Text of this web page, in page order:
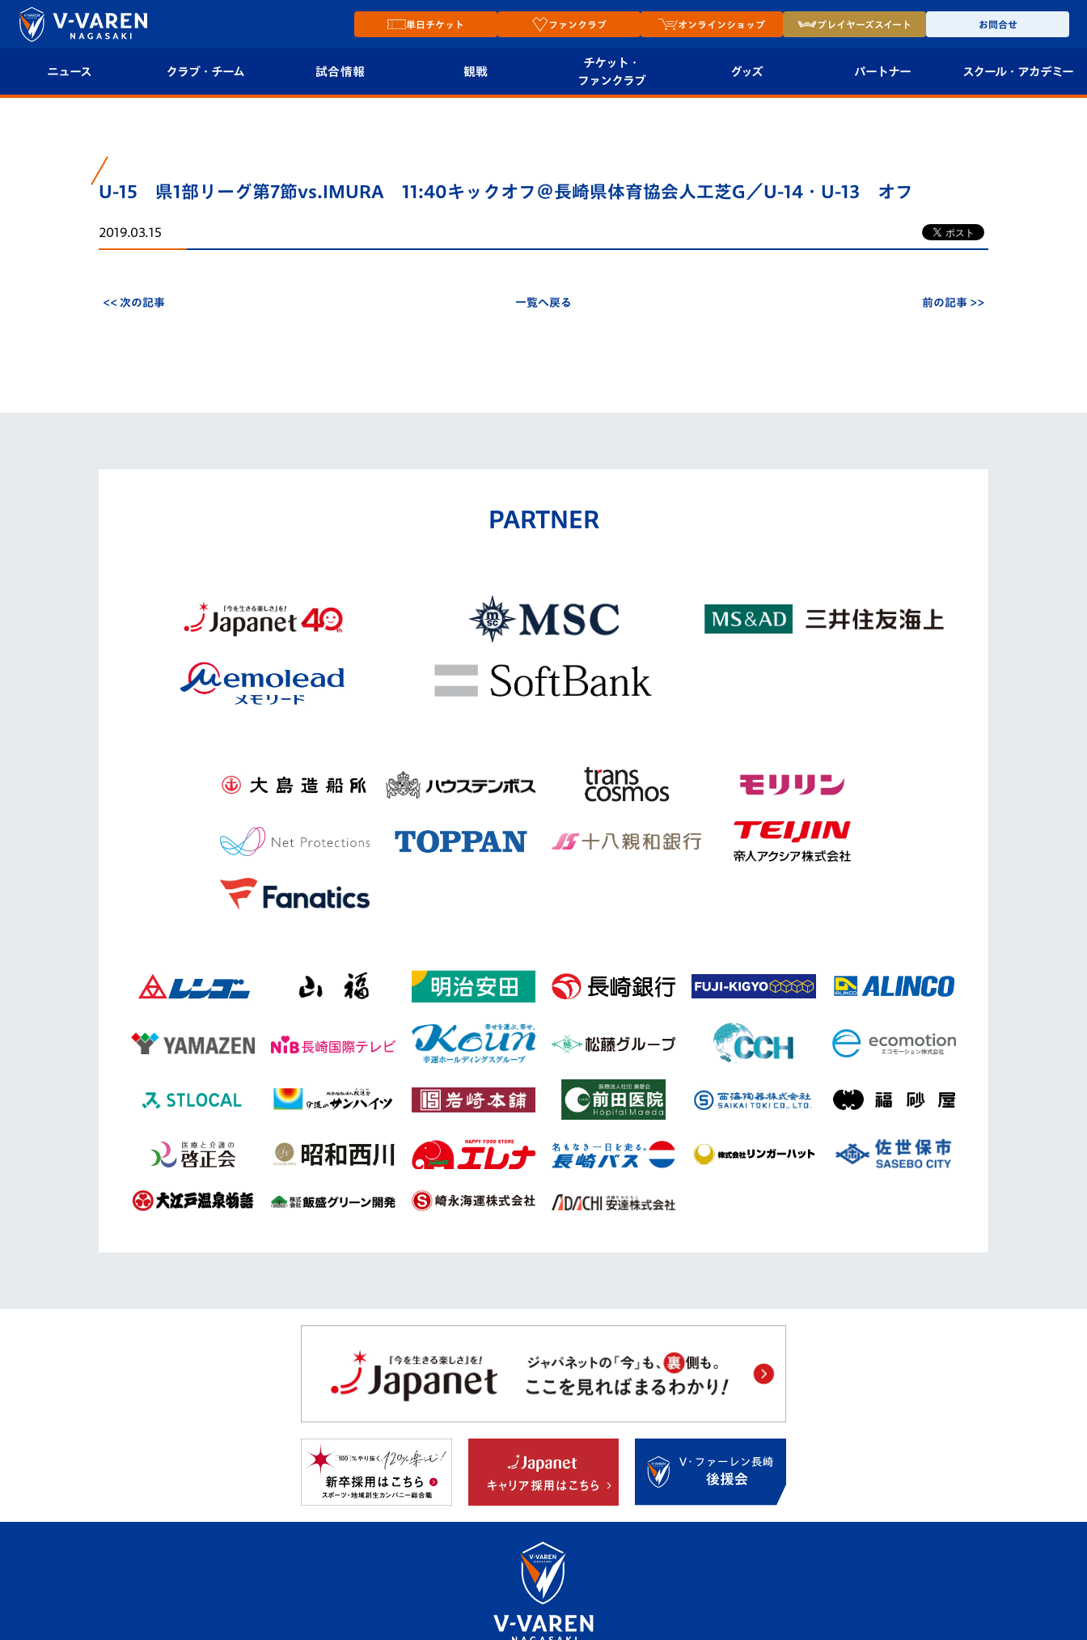
単日チケット ファンクラブ オンラインショップ プレイヤーズスイート お問合せ
ニュース クラブ・チーム
クラブ概要
エンブレム紹介
試合情報
順位表
観戦
チケット・
ファンクラブ
プレイヤーズスイート
グッズ パートナー
法人限定 VIP BOX
スクール・ アカデミー
U-12
U-15 県1部リーグ第7節vs.IMURA 11:40キックオフ＠長崎県体育協会人工芝G／U-14・U-13 オフ
2019.03.15
<< 次の記事 一覧へ戻る 前の記事 >>
PARTNER